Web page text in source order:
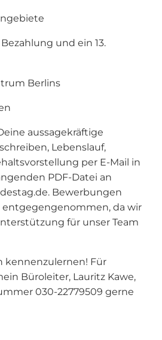
und ein 13.
Berlins
aussagekräftige
Lebenslauf,
per E-Mail in
PDF-Datei an
Bewerbungen
da wir
für unser Team
kennenzulernen! Für
Büroleiter, Lauritz Kawe,
030-22779509 gerne